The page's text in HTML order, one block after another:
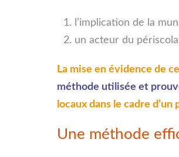
l’implication de la
un acteur du
La mise en évidence de
méthode utilisée et
locaux dans le cadre
Une méthode